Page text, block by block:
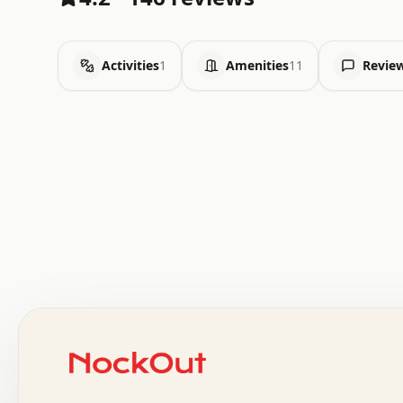
Activities1 Amenities11
.   +   .   .   o   .   .   .   .   .   .   :   .
.   .   .   o   .   .   .   .   .   .   .   .   x   .